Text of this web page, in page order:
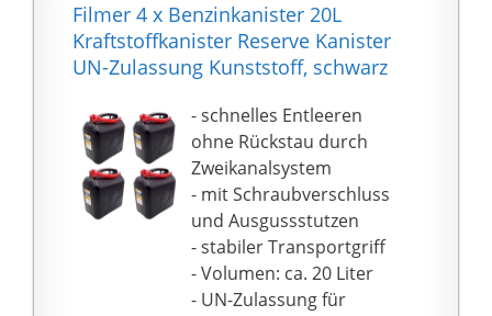
Filmer 4 x Benzinkanister 20L
Kraftstoffkanister Reserve Kanister
UN-Zulassung Kunststoff, schwarz
- schnelles Entleeren
ohne Rückstau durch
Zweikanalsystem
- mit Schraubverschluss
und Ausgussstutzen
- stabiler Transportgriff
- Volumen: ca. 20 Liter
- UN-Zulassung für